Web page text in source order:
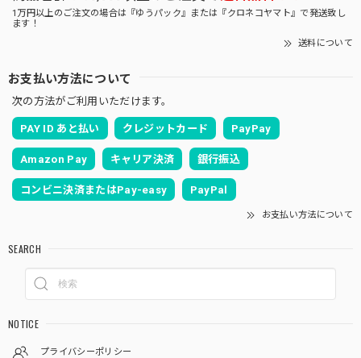
1万円以上のご注文の場合は『ゆうパック』または『クロネコヤマト』で発送致し
ます！
送料について
お支払い方法について
次の方法がご利用いただけます。
PAY ID あと払い クレジットカード PayPay
Amazon Pay キャリア決済 銀行振込
コンビニ決済またはPay-easy PayPal
お支払い方法について
SEARCH
NOTICE
プライバシーポリシー